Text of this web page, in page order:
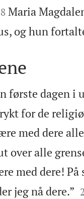
Maria
og hun
første dagen i
for de
med dere
over alle
med dere!
jeg nå dere.”